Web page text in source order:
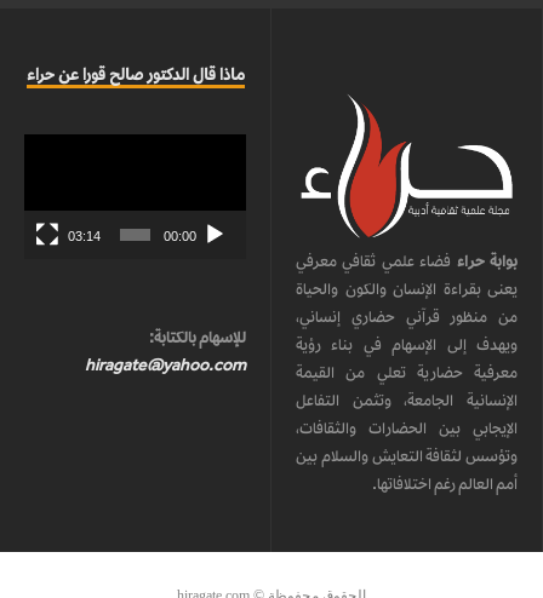
بوابة حراء فضاء علمي ثقافي معرفي
يعنى بقراءة الإنسان والكون والحياة
من منظور قرآني حضاري إنساني،
ويهدف إلى الإسهام في بناء رؤية
معرفية حضارية تعلي من القيمة
الإنسانية الجامعة، وتثمن التفاعل
الإيجابي بين الحضارات والثقافات،
وتؤسس لثقافة التعايش والسلام بين
أمم العالم رغم اختلافاتها.
ماذا قال الدكتور صالح قورا عن حراء
00:00
03:14
للإسهام بالكتابة:
hiragate@yahoo.com